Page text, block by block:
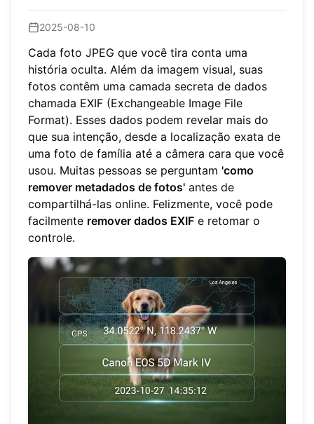
2025-08-10
Cada foto JPEG que você tira conta uma
história oculta. Além da imagem visual, suas
fotos contêm uma camada secreta de dados
chamada EXIF (Exchangeable Image File
Format). Esses dados podem revelar mais do
que sua intenção, desde a localização exata de
uma foto de família até a câmera cara que você
usou. Muitas pessoas se perguntam 'como
remover metadados de fotos' antes de
compartilhá-las online. Felizmente, você pode
facilmente remover dados EXIF e retomar o
controle.